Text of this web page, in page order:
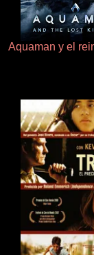
Aquaman y el